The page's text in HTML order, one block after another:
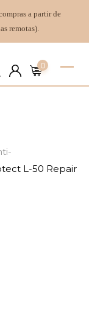
a partir de
remotas).
0
L-50 Repair